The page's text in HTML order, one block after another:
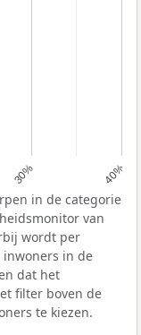
30% 40%
in de categorie
van
wordt per
in de
dat het
filter boven de
te kiezen.